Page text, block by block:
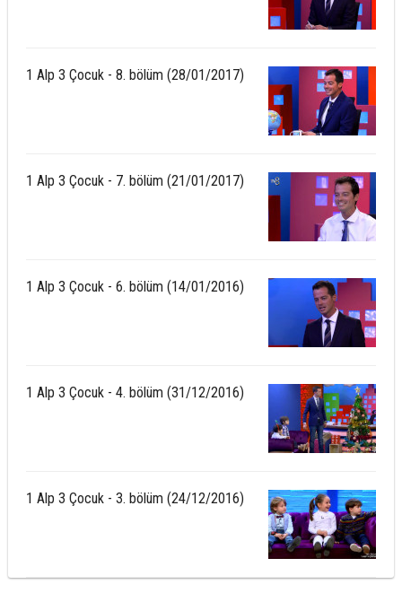
1 Alp 3 Çocuk - 8. bölüm (28/01/2017)
1 Alp 3 Çocuk - 7. bölüm (21/01/2017)
1 Alp 3 Çocuk - 6. bölüm (14/01/2016)
1 Alp 3 Çocuk - 4. bölüm (31/12/2016)
1 Alp 3 Çocuk - 3. bölüm (24/12/2016)